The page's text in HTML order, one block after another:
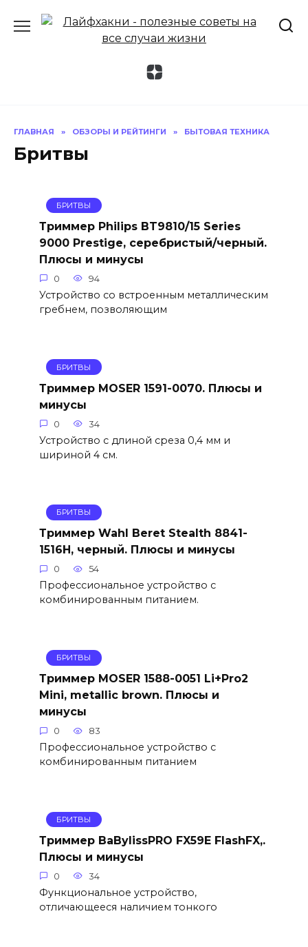
ГЛАВНАЯ » ОБЗОРЫ И РЕЙТИНГИ » БЫТОВАЯ ТЕХНИКА
Бритвы
БРИТВЫ
Триммер Philips BT9810/15 Series
9000 Prestige, серебристый/черный.
Плюсы и минусы
0 94
Устройство со встроенным металлическим
гребнем, позволяющим
БРИТВЫ
Триммер MOSER 1591-0070. Плюсы и
минусы
0 34
Устройство с длиной среза 0,4 мм и
шириной 4 см.
БРИТВЫ
Триммер Wahl Beret Stealth 8841-
1516H, черный. Плюсы и минусы
0 54
Профессиональное устройство с
комбинированным питанием.
БРИТВЫ
Триммер MOSER 1588-0051 Li+Pro2
Mini, metallic brown. Плюсы и
минусы
0 83
Профессиональное устройство с
комбинированным питанием
БРИТВЫ
Триммер BaBylissPRO FX59E FlashFX,.
Плюсы и минусы
0 34
Функциональное устройство,
отличающееся наличием тонкого